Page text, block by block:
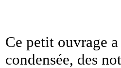
Ce petit ouvrage
condensée, des